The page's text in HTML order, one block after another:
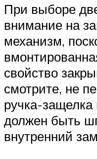
При выборе
внимание на
механизм,
свойство
смотрите, не
ручка-защелка
должен быть
внутренний